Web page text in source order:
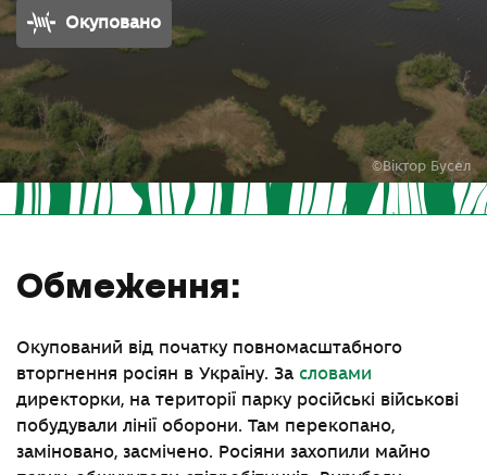
Окуповано
©Віктор Бусел
Обмеження:
Окупований від початку повномасштабного
вторгнення росіян в Україну. За словами
директорки, на території парку російські військові
побудували лінії оборони. Там перекопано,
заміновано, засмічено. Росіяни захопили майно